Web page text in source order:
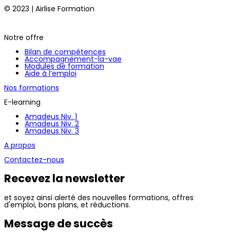
© 2023 | Airlise Formation
Notre offre
Bilan de compétences
Accompagnement-la-vae
Modules de formation
Aide à l’emploi
Nos formations
E-learning
Amadeus Niv. 1
Amadeus Niv. 2
Amadeus Niv. 3
A propos
Contactez-nous
Recevez la newsletter
et soyez ainsi alerté des nouvelles formations, offres
d'emploi, bons plans, et réductions.
Message de succès